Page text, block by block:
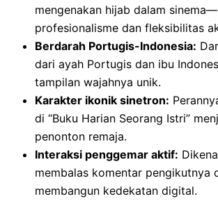
mengenakan hijab dalam
profesionalisme dan fleksibilitas
Berdarah Portugis-Indonesia:
dari ayah Portugis dan ibu
tampilan wajahnya unik.
Karakter ikonik sinetron:
di “Buku Harian Seorang Istri”
penonton remaja.
Interaksi penggemar aktif:
membalas komentar pengikutnya
membangun kedekatan digital.